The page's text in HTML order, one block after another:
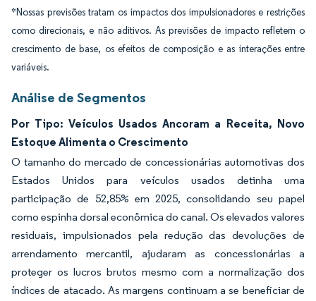
*Nossas previsões tratam os impactos dos impulsionadores e restrições
como direcionais, e não aditivos. As previsões de impacto refletem o
crescimento de base, os efeitos de composição e as interações entre
variáveis.
Análise de Segmentos
Por Tipo: Veículos Usados Ancoram a Receita, Novo
Estoque Alimenta o Crescimento
O tamanho do mercado de concessionárias automotivas dos
Estados Unidos para veículos usados detinha uma
participação de 52,85% em 2025, consolidando seu papel
como espinha dorsal econômica do canal. Os elevados valores
residuais, impulsionados pela redução das devoluções de
arrendamento mercantil, ajudaram as concessionárias a
proteger os lucros brutos mesmo com a normalização dos
índices de atacado. As margens continuam a se beneficiar de